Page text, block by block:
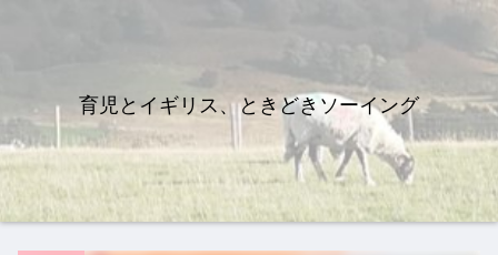
育児とイギリス、ときどきソーイング